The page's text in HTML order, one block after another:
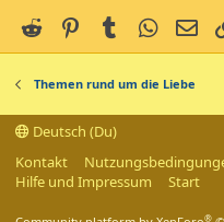
neues Jahr - verbunden
:-)
2026! :-)
@ Athene:Wünsche
viel Glück in der Liebe :-)
@ rosline:Ich wünsche
Reddit PinterestTumblr E-
Themen rund um die Liebe
Deutsch (Du)
Kontakt
Hilfe und Impressum
Start
®